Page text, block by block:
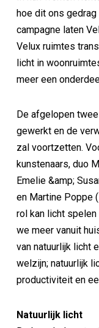
hoe dit ons
campagne laten
Velux ruimtes
licht in
meer een
De afgelopen
gewerkt en de
zal voortzetten.
kunstenaars, duo
Emelie &amp;
en Martine Poppe
rol kan licht
we meer vanuit
van natuurlijk licht
welzijn; natuurlijk
productiviteit en
Natuurlijk licht